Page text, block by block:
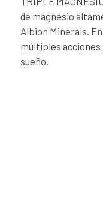
de magnesio
Albion Minerals.
múltiples
sueño.